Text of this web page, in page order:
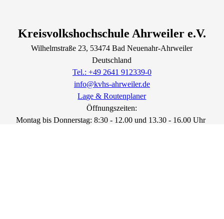
Kreisvolkshochschule Ahrweiler e.V.
Wilhelmstraße 23, 53474Bad Neuenahr-Ahrweiler
Deutschland
Tel.: +49 2641 912339-0
info@kvhs-ahrweiler.de
Lage & Routenplaner
Öffnungszeiten:
Montag bis Donnerstag: 8:30 - 12.00 und 13.30 - 16.00 Uhr